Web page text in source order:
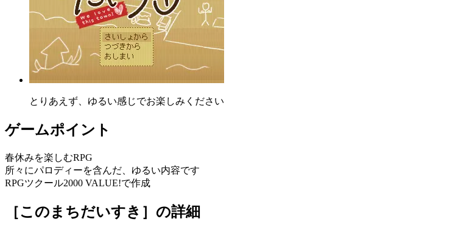
とりあえず、ゆるい感じでお楽しみください
ゲームポイント
春休みを楽しむRPG
所々にパロディーを含んだ、ゆるい内容です
RPGツクール2000 VALUE!で作成
［このまちだいすき］ の詳細